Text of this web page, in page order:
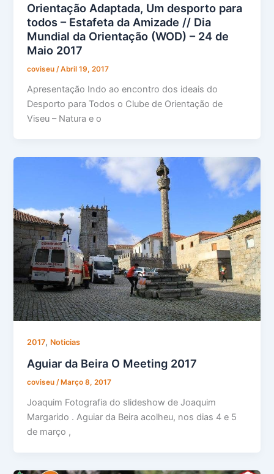
Orientação Adaptada, Um desporto para
todos – Estafeta da Amizade // Dia
Mundial da Orientação (WOD) – 24 de
Maio 2017
coviseu /Abril 19, 2017
Apresentação Indo ao encontro dos ideais do
Desporto para Todos o Clube de Orientação de
Viseu – Natura e o
2017, Noticias
Aguiar da Beira O Meeting 2017
coviseu/Março 8, 2017
Joaquim Fotografia do slideshow de Joaquim
Margarido . Aguiar da Beira acolheu, nos dias 4 e 5
de março ,